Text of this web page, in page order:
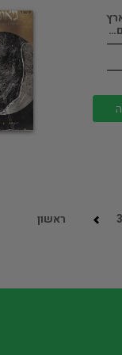
ראשון